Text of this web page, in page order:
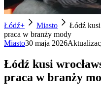
Łódź+ Miasto
Łódź
praca w branży mody
Miasto30 maja 2026
Łódź kusi
praca w branży